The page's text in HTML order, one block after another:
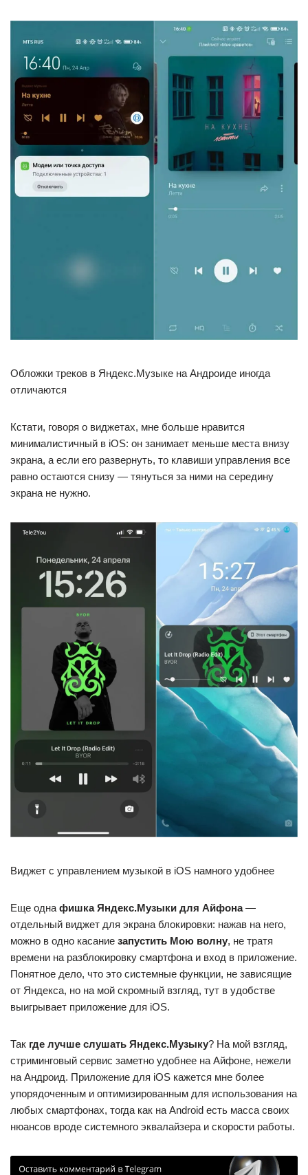
Обложки треков в Яндекс.Музыке на Андроиде иногда
отличаются
Кстати, говоря о виджетах, мне больше нравится
минималистичный в iOS: он занимает меньше места внизу
экрана, а если его развернуть, то клавиши управления все
равно остаются снизу — тянуться за ними на середину
экрана не нужно.
Виджет с управлением музыкой в iOS намного удобнее
Еще одна фишка Яндекс.Музыки для Айфона—
отдельный виджет для экрана блокировки: нажав на него,
можно в одно касание запустить Мою волну, не тратя
времени на разблокировку смартфона и вход в приложение.
Понятное дело, что это системные функции, не зависящие
от Яндекса, но на мой скромный взгляд, тут в удобстве
выигрывает приложение для iOS.
Так где лучше слушать Яндекс.Музыку? На мой взгляд,
стриминговый сервис заметно удобнее на Айфоне, нежели
на Андроид. Приложение для iOS кажется мне более
упорядоченным и оптимизированным для использования на
любых смартфонах, тогда как на Android есть масса своих
нюансов вроде системного эквалайзера и скорости работы.